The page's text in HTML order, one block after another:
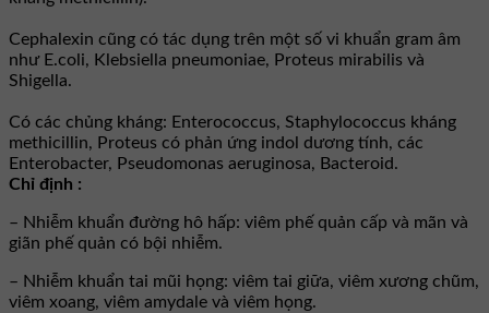
Cephalexin cũng có tác dụng trên một số vi khuẩn gram âm
như E.coli, Klebsiella pneumoniae, Proteus mirabilis và
Shigella.
Có các chủng kháng: Enterococcus, Staphylococcus kháng
methicillin, Proteus có phản ứng indol dương tính, các
Enterobacter, Pseudomonas aeruginosa, Bacteroid.
Chỉ định :
– Nhiễm khuẩn đường hô hấp: viêm phế quản cấp và mãn và
giãn phế quản có bội nhiễm.
– Nhiễm khuẩn tai mũi họng: viêm tai giữa, viêm xương chũm,
viêm xoang, viêm amydale và viêm họng.